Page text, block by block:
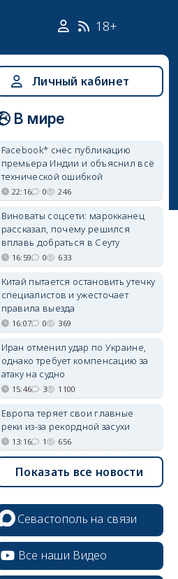
18+
Личный кабинет
В мире
Facebook* снёс публикацию
премьера Индии и объяснил всё
технической ошибкой
22:16 0 246
Виноваты соцсети: марокканец
рассказал, почему решился
вплавь добраться в Сеуту
16:59 0 633
Китай пытается остановить утечку
специалистов и ужесточает
правила выезда
16:07 0 369
Иран отменил удар по Украине,
однако требует компенсацию за
атаку на судно
15:46 3 1100
Европа теряет свои главные
реки из-за рекордной засухи
13:16 1 656
Показать все новости
Севастополь на связи
Все наши Видео